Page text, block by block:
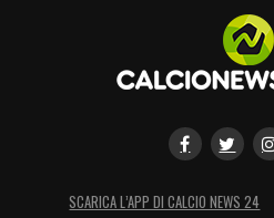
SCARICA L’APP DI CALCIO NEWS 24